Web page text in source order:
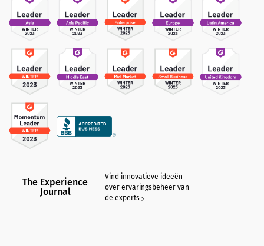
The Experience
Journal
Vind innovatieve ideeën
over ervaringsbeheer van
de experts